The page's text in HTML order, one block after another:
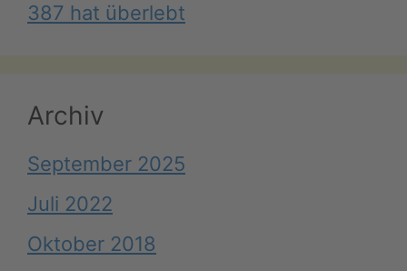
387 hat überlebt
Archiv
September 2025
Juli 2022
Oktober 2018